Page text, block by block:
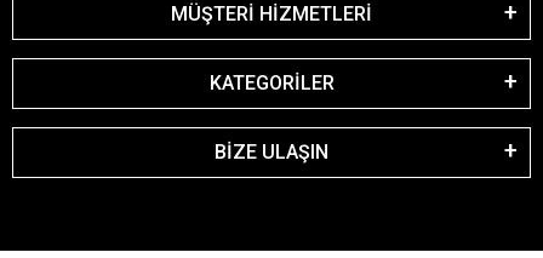
MÜŞTERİ HİZMETLERİ
KATEGORİLER
BİZE ULAŞIN